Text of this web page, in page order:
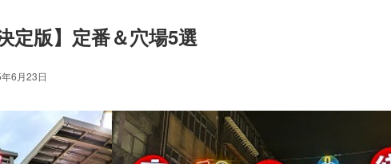
定版】定番＆穴場5選
6月23日